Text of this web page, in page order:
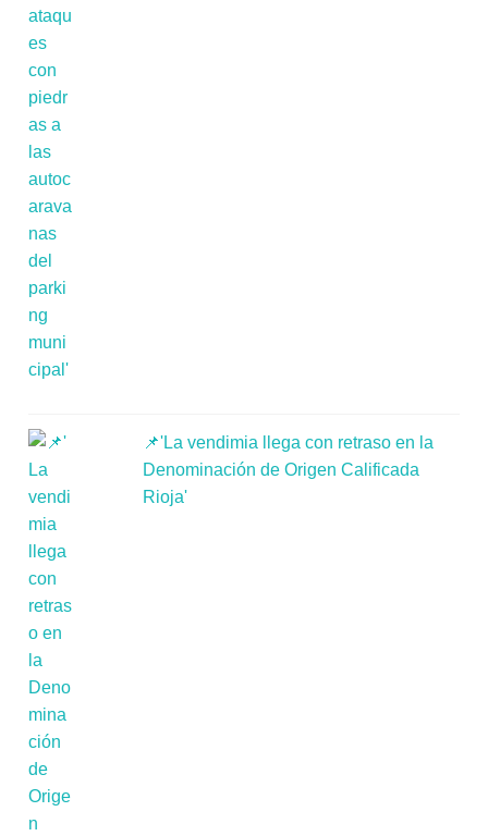
📌'La vendimia llega con retraso en la
Denominación de Origen Calificada
Rioja'